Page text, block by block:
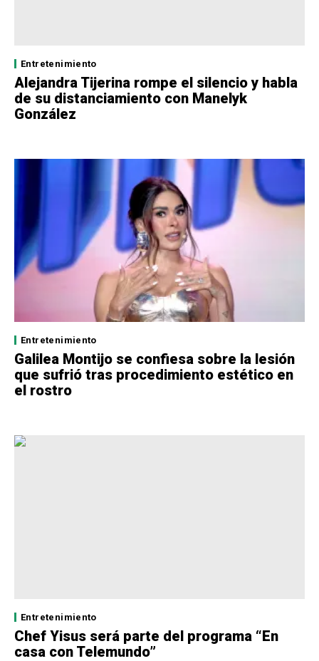
Entretenimiento
Alejandra Tijerina rompe el silencio y habla
de su distanciamiento con Manelyk
González
Entretenimiento
Galilea Montijo se confiesa sobre la lesión
que sufrió tras procedimiento estético en
el rostro
Entretenimiento
Chef Yisus será parte del programa “En
casa con Telemundo”